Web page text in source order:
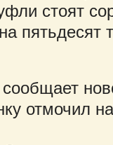
стоят
пятьдесят
отмочил